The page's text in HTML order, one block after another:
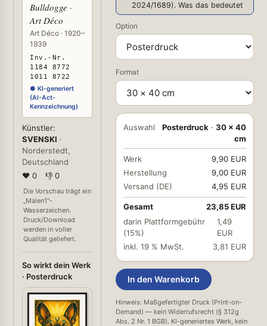
Bulldogge ·
Art Déco
Art Déco · 1920–
1939
Inv.-Nr.
1184 8772
1011 8722
● KI-generiert
(AI-Act-
Kennzeichnung)
Künstler:
SVENSKI ·
Norderstedt,
Deutschland
❤ 0
👎 0
Die Vorschau trägt ein
„Malen1"-
Wasserzeichen.
Druck/Download
werden in voller
Qualität geliefert.
So wirkt dein Werk
· Posterdruck
2024/1689). Was das bedeutet
Option
Format
Auswahl Posterdruck · 30 × 40
cm
Werk
9,90 EUR
Herstellung
9,00 EUR
Versand (DE)
4,95 EUR
Gesamt
23,85 EUR
darin Plattformgebühr
(15%)
1,49
EUR
inkl. 19 % MwSt.
3,81 EUR
In den Warenkorb
Hinweis: Maßgefertigter Druck (Print-on-
Demand) — kein Widerrufsrecht (§ 312g
Abs. 2 Nr. 1 BGB). KI-generiertes Werk, kein